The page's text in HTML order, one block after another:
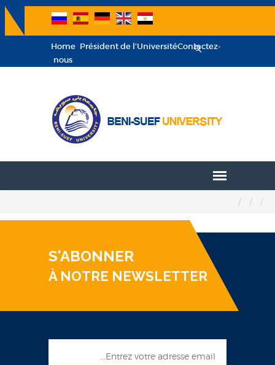
Home Président de l'UniversitéContactez-
nous
S'ABONNER
À NOTRE NEWSLETTER